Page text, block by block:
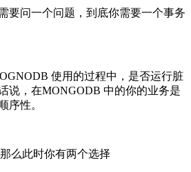
要问一个问题，到底你需要一个事务
使用的过程中，是否运行脏
说，在MONGODB 中的你的业务是
序性。
么此时你有两个选择